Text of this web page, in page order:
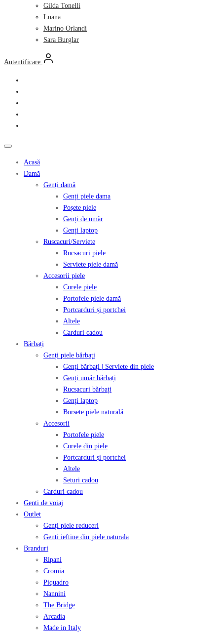
Gilda Tonelli
Luana
Marino Orlandi
Sara Burglar
Autentificare
Acasă
Damă
Genți damă
Genți piele dama
Poșete piele
Genți de umăr
Genți laptop
Ruscacuri/Serviete
Rucsacuri piele
Serviete piele damă
Accesorii piele
Curele piele
Portofele piele damă
Portcarduri și portchei
Altele
Carduri cadou
Bărbați
Genți piele bărbați
Genți bărbați | Serviete din piele
Genți umăr bărbați
Rucsacuri bărbați
Genți laptop
Borsete piele naturală
Accesorii
Portofele piele
Curele din piele
Portcarduri și portchei
Altele
Seturi cadou
Carduri cadou
Genti de voiaj
Outlet
Genți piele reduceri
Genti ieftine din piele naturala
Branduri
Ripani
Cromia
Piquadro
Nannini
The Bridge
Arcadia
Made in Italy